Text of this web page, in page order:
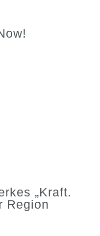
„Kraft.
Region